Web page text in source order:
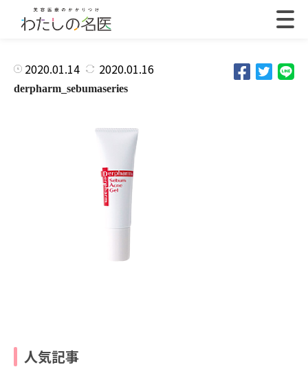
2020.01.14 2020.01.16
derpharm_sebumaseries
人気記事